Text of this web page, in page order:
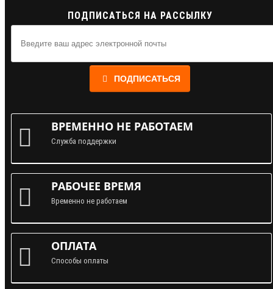
ПОДПИСАТЬСЯ НА РАССЫЛКУ
ПОДПИСАТЬСЯ
ВРЕМЕННО НЕ РАБОТАЕМ
Служба поддержки
РАБОЧЕЕ ВРЕМЯ
Временно не работаем
ОПЛАТА
Способы оплаты